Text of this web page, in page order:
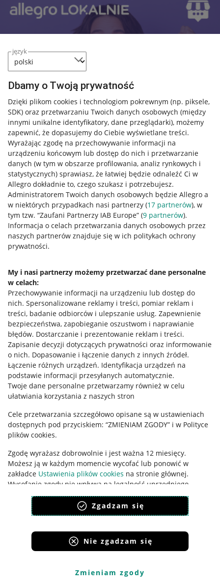
język
Dbamy o Twoją prywatność
Dzięki plikom cookies i technologiom pokrewnym (np. piksele,
SDK) oraz przetwarzaniu Twoich danych osobowych (między
innymi unikalne identyfikatory, dane przeglądarki), możemy
zapewnić, że dopasujemy do Ciebie wyświetlane treści.
Wyrażając zgodę na przechowywanie informacji na
urządzeniu końcowym lub dostęp do nich i przetwarzanie
danych (w tym w obszarze profilowania, analiz rynkowych i
statystycznych) sprawiasz, że łatwiej będzie odnaleźć Ci w
Allegro dokładnie to, czego szukasz i potrzebujesz.
Administratorem Twoich danych osobowych będzie Allegro a
w niektórych przypadkach nasi partnerzy (17 partnerów), w
tym tzw. “Zaufani Partnerzy IAB Europe” (9 partnerów).
Informacja o celach przetwarzania danych osobowych przez
naszych partnerów znajduje się w ich politykach ochrony
prywatności.
My i nasi partnerzy możemy przetwarzać dane personalne
w celach:
Przechowywanie informacji na urządzeniu lub dostęp do
nich. Spersonalizowane reklamy i treści, pomiar reklam i
treści, badanie odbiorców i ulepszanie usług. Zapewnienie
bezpieczeństwa, zapobieganie oszustwom i naprawianie
błędów. Dostarczanie i prezentowanie reklam i treści.
Zapisanie decyzji dotyczących prywatności oraz informowanie
o nich. Dopasowanie i łączenie danych z innych źródeł.
Łączenie różnych urządzeń. Identyfikacja urządzeń na
podstawie informacji przesyłanych automatycznie.
Twoje dane personalne przetwarzamy również w celu
ułatwiania korzystania z naszych stron
Cele przetwarzania szczegółowo opisane są w ustawieniach
dostępnych pod przyciskiem: “ZMIENIAM ZGODY” i w Polityce
plików cookies.
Zgodę wyrażasz dobrowolnie i jest ważna 12 miesięcy.
Możesz ją w każdym momencie wycofać lub ponowić w
zakładce Ustawienia plików cookies na stronie głównej.
Wycofanie zgody nie wpływa na legalność uprzedniego
przetwarzania.
polityka plików cookies
polityka ochrony prywatności
Zgadzam się
Nie zgadzam się
Zmieniam zgody
Przydatne informacje
Jak to działa
Napisz do nas
Allegro Gadane dla sprzedających
Mapa miejscowości
Informacje prawne
Regulamin
Polityka plików "cookies"
Ustawienia plików "cookies"
Udostępnianie lokalizacji
Informacje dla Aktu o Usługach Cyfrowych
Pobierz aplikację
Korzystanie z serwisu oznacza akceptacjęregulaminu